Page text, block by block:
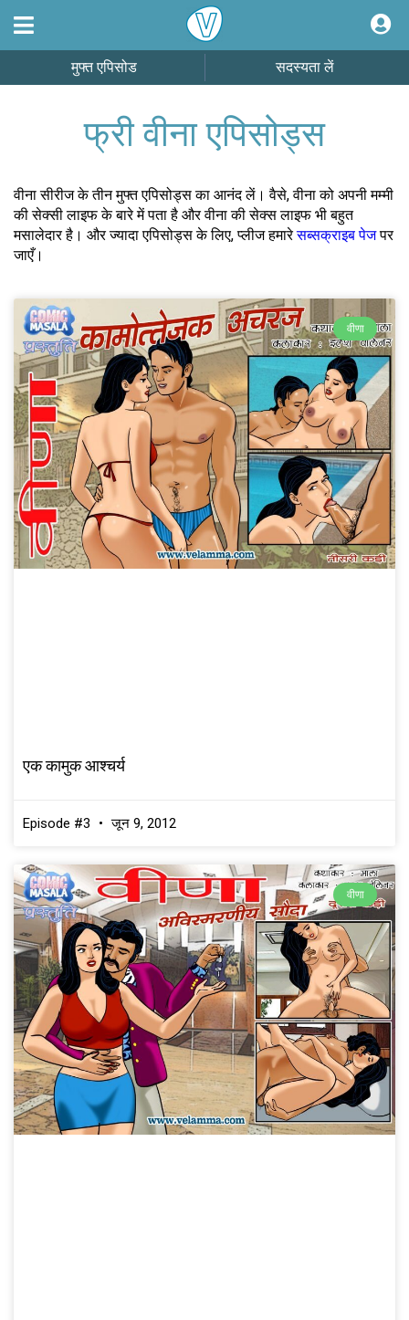
मुफ्त एपिसोड सदस्यता लें
फ्री वीना एपिसोड्स
वीना सीरीज के तीन मुफ्त एपिसोड्स का आनंद लें। वैसे, वीना को अपनी मम्मी
की सेक्सी लाइफ के बारे में पता है और वीना की सेक्स लाइफ भी बहुत
मसालेदार है। और ज्यादा एपिसोड्स के लिए, प्लीज हमारेसब्सक्राइब पेजपर
जाएँ।
वीणा
एक कामुक आश्चर्य
Episode #3 जून 9, 2012
वीणा